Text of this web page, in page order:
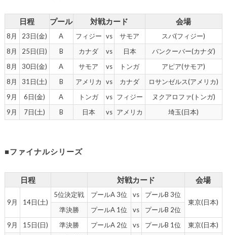
日程 プール 対戦カード 会場
8月 23日(金) A フィジー vs サモア
スバ(フィジー)
8月
25日(日) B カナダ vs 日本
バンクーバー(カナダ)
8月
30日(金) A サモア vs トンガ
アピア(サモア)
8月
31日(土) B アメリカ vs カナダ
ロサンゼルス(アメリカ)
9月
6日(金) A トンガ vs フィジー
ヌクアロファ(トンガ)
9月
7日(土) B 日本 vs アメリカ 埼玉(日本)
■ファイナルシリーズ
日程 対戦カード 会場
9月 14日(土)
5位決定戦 プールA 3位 vs
プールB 3位
東京(日本)
準決勝
プールA 1位 vs
プールB 2位
9月
15日(日) 準決勝 プールA 2位 vs プールB 1位 東京(日本)